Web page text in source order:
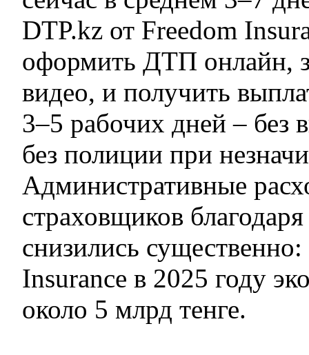
DTP.kz от Freedom
оформить ДТП онлайн,
видео, и получить
3–5 рабочих дней – без
без полиции при
Административные
страховщиков
снизились
Insurance в 2025 году
около 5 млрд тенге.